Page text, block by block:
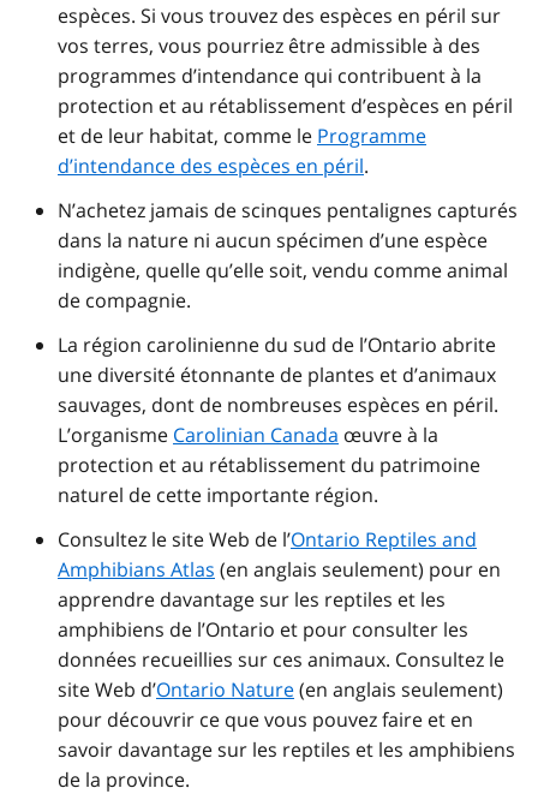
espèces. Si vous trouvez des espèces en péril sur
vos terres, vous pourriez être admissible à des
programmes d’intendance qui contribuent à la
protection et au rétablissement d’espèces en péril
et de leur habitat, comme le Programme
d’intendance des espèces en péril.
N’achetez jamais de scinques pentalignes capturés
dans la nature ni aucun spécimen d’une espèce
indigène, quelle qu’elle soit, vendu comme animal
de compagnie.
La région carolinienne du sud de l’Ontario abrite
une diversité étonnante de plantes et d’animaux
sauvages, dont de nombreuses espèces en péril.
L’organisme Carolinian Canada œuvre à la
protection et au rétablissement du patrimoine
naturel de cette importante région.
Consultez le site Web de l’Ontario Reptiles and
Amphibians Atlas (en anglais seulement) pour en
apprendre davantage sur les reptiles et les
amphibiens de l’Ontario et pour consulter les
données recueillies sur ces animaux. Consultez le
site Web d’Ontario Nature(en anglais seulement)
pour découvrir ce que vous pouvez faire et en
savoir davantage sur les reptiles et les amphibiens
de la province.